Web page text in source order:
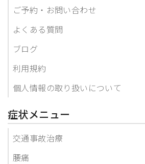
ご予約・お問い合わせ
よくある質問
ブログ
利用規約
個人情報の取り扱いについて
症状メニュー
交通事故治療
腰痛